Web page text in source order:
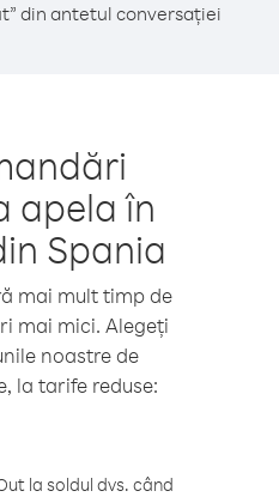
din antetul conversației
apela în
Spania
mai mult timp de
mai mici. Alegeți
noastre de
la tarife reduse:
la soldul dvs. când